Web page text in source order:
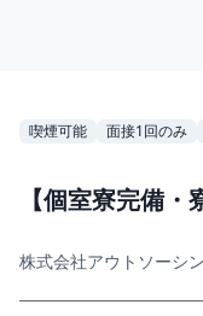
喫煙可能 面接1回のみ
【個室寮完備
株式会社アウトソーシ